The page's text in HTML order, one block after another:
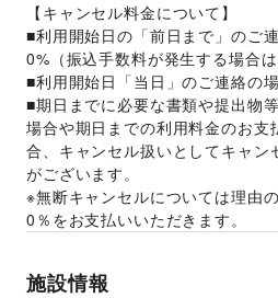
【キャンセル料金について】
■利用開始日の「前日まで」のご
0%（振込手数料が発生する場合は
■利用開始日「当日」のご連絡の
■期日までに必要な書類や提出物
場合や期日までの利用料金のお支
合、キャンセル扱いとしてキャン
がございます。
※無断キャンセルについては理由
0％をお支払いいただきます。
施設情報